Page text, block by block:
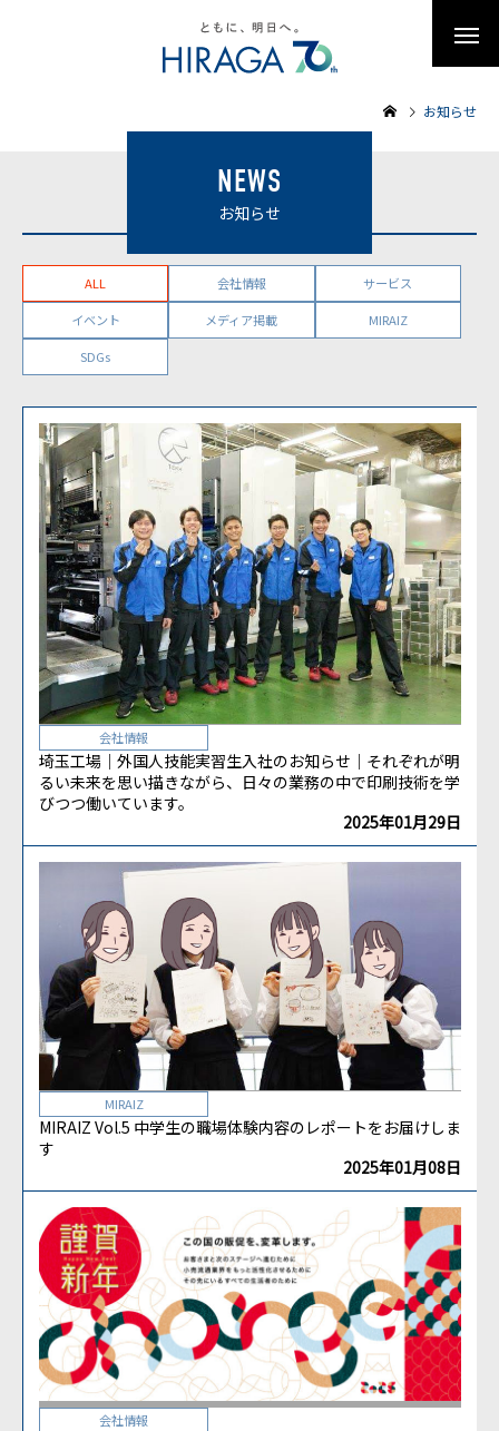
お知らせ
NEWS
お知らせ
CATEGORY
ALL 会社情報 サービス
イベント メディア掲載 MIRAIZ
SDGs
会社情報
埼玉工場｜外国人技能実習生入社のお知らせ｜それぞれが明
るい未来を思い描きながら、日々の業務の中で印刷技術を学
びつつ働いています。
2025年01月29日
MIRAIZ
MIRAIZ Vol.5 中学生の職場体験内容のレポートをお届けしま
す
2025年01月08日
会社情報